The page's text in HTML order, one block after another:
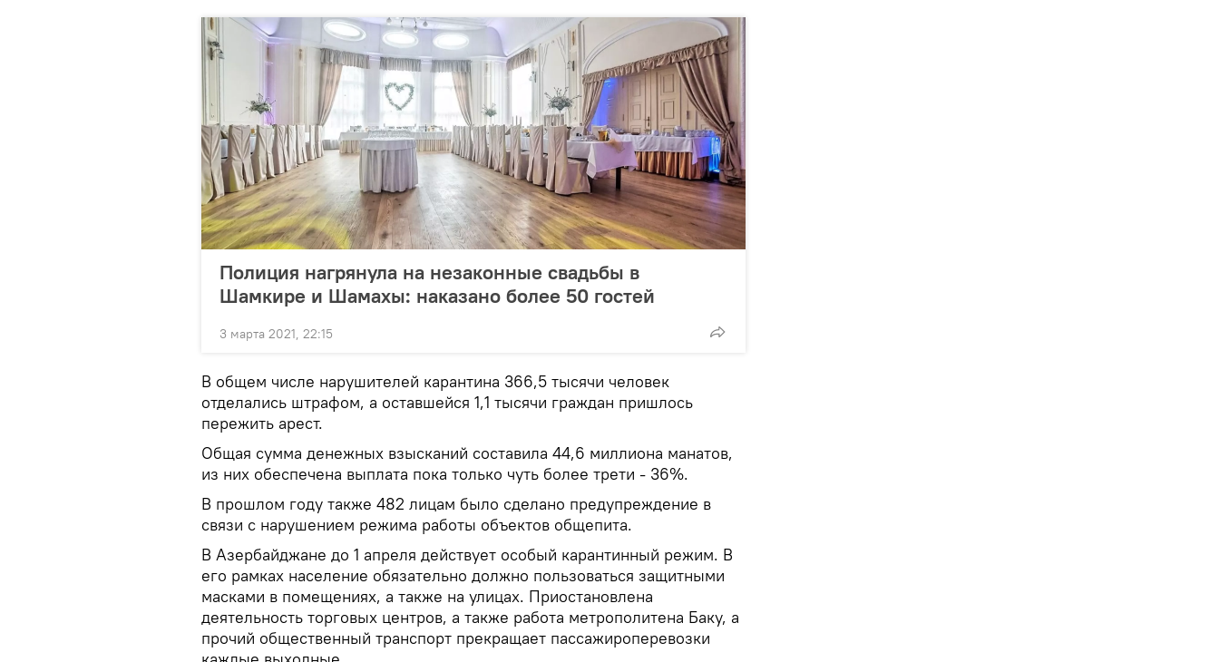
Полиция нагрянула на незаконные свадьбы в
Шамкире и Шамахы: наказано более 50 гостей
3 марта 2021, 22:15
В общем числе нарушителей карантина 366,5 тысячи человек
отделались штрафом, а оставшейся 1,1 тысячи граждан пришлось
пережить арест.
Общая сумма денежных взысканий составила 44,6 миллиона манатов,
из них обеспечена выплата пока только чуть более трети - 36%.
В прошлом году также 482 лицам было сделано предупреждение в
связи с нарушением режима работы объектов общепита.
В Азербайджане до 1 апреля действует особый карантинный режим. В
его рамках население обязательно должно пользоваться защитными
масками в помещениях, а также на улицах. Приостановлена
деятельность торговых центров, а также работа метрополитена Баку, а
прочий общественный транспорт прекращает пассажироперевозки